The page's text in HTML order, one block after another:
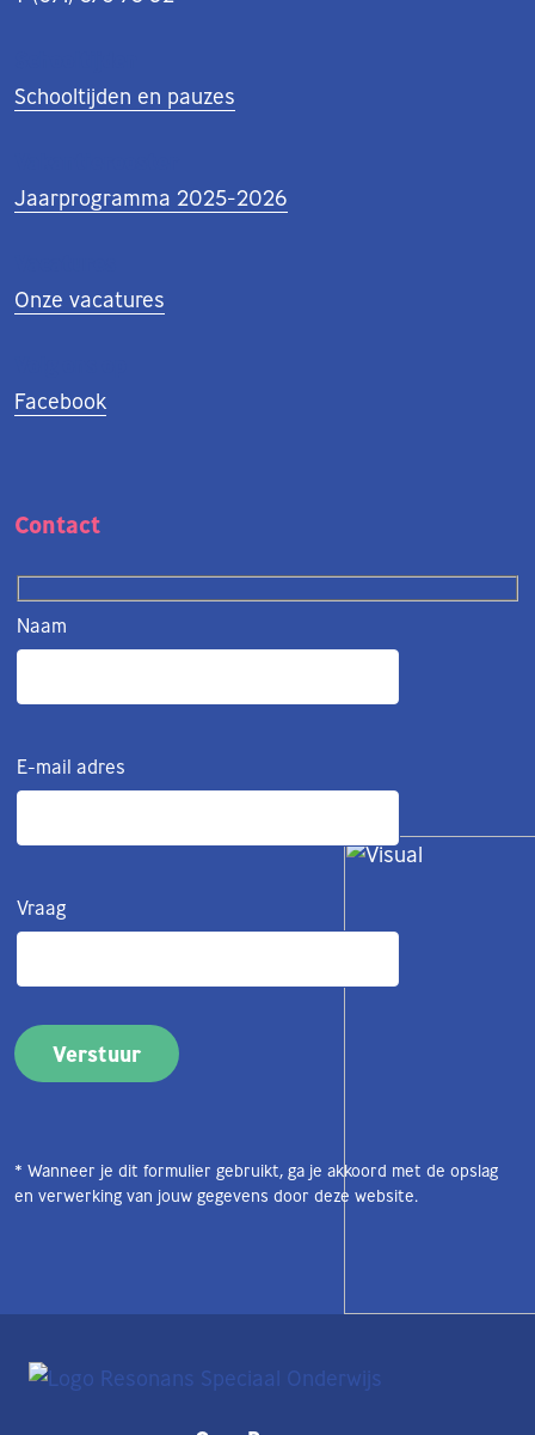
Schooltijden en pauzes
Jaarprogramma 2025-2026
Onze vacatures
Facebook
Contact
Naam
E-mail adres
Vraag
* Wanneer je dit formulier gebruikt, ga je akkoord met de opslag
en verwerking van jouw gegevens door deze website.